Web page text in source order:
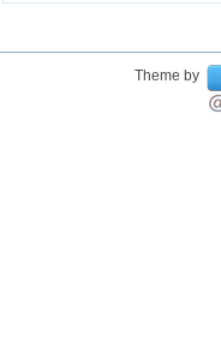
Theme by